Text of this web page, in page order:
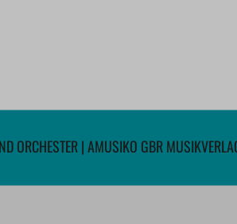
ORCHESTER | AMUSIKO GBR